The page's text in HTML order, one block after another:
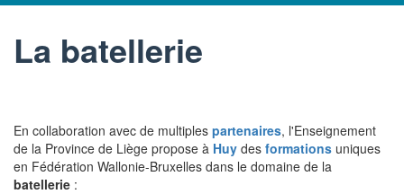
La batellerie
En collaboration avec de multiples partenaires, l'Enseignement
de la Province de Liège propose à Huy des formations uniques
en Fédération Wallonie-Bruxelles dans le domaine de la
batellerie :